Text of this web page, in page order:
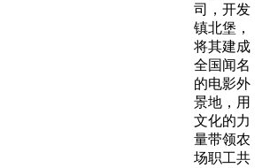
司，开发
镇北堡，
将其建成
全国闻名
的电影外
景地，用
文化的力
量带领农
场职工共